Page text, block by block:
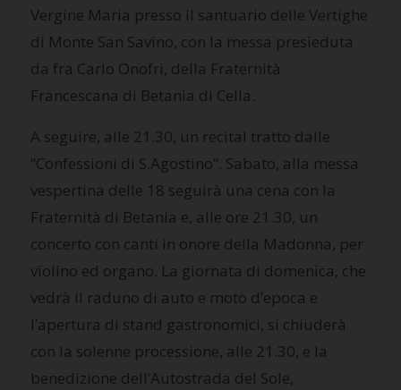
Vergine Maria presso il santuario delle Vertighe
di Monte San Savino, con la messa presieduta
da fra Carlo Onofri, della Fraternità
Francescana di Betania di Cella.
A seguire, alle 21.30, un recital tratto dalle
“Confessioni di S.Agostino”. Sabato, alla messa
vespertina delle 18 seguirà una cena con la
Fraternità di Betania e, alle ore 21.30, un
concerto con canti in onore della Madonna, per
violino ed organo. La giornata di domenica, che
vedrà il raduno di auto e moto d’epoca e
l’apertura di stand gastronomici, si chiuderà
con la solenne processione, alle 21.30, e la
benedizione dell’Autostrada del Sole,